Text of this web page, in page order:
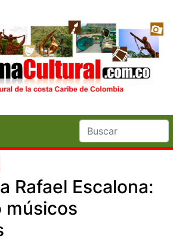
Rafael Escalona:
músicos